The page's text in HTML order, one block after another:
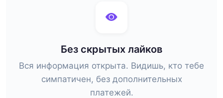
Без скрытых лайков
Вся информация открыта. Видишь, кто тебе
симпатичен, без дополнительных
платежей.